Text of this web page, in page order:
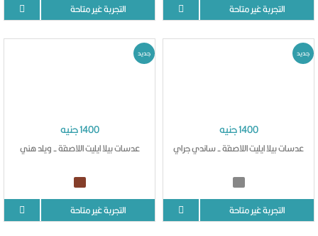
التجربة غير متاحة التجربة غير متاحة
1400 جنيه
عدسات بيلا ايليت اللاصقة - ساندي جراي
التجربة غير متاحة
جديد
1400 جنيه
عدسات بيلا ايليت اللاصقة - ويلد هني
التجربة غير متاحة
جديد